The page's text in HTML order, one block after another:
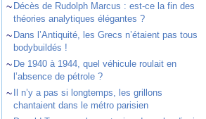
~ Décès de Rudolph Marcus : est-ce la fin des
théories analytiques élégantes ?
~ Dans l’Antiquité, les Grecs n’étaient pas tous
bodybuildés !
~ De 1940 à 1944, quel véhicule roulait en
l’absence de pétrole ?
~
Il n’y a pas si longtemps, les grillons
chantaient dans le métro parisien